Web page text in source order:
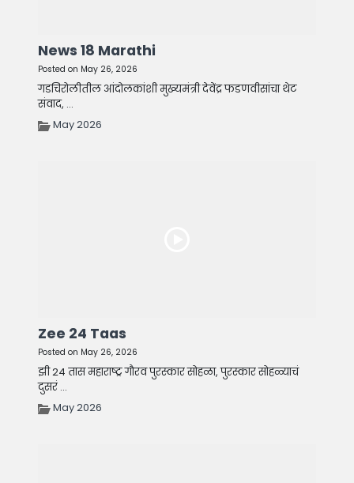
News 18 Marathi
Posted on May 26, 2026
गडचिरोलीतील आंदोलकांशी मुख्यमंत्री देवेंद्र फडणवीसांचा थेट
संवाद, ...
May 2026
Zee 24 Taas
Posted on May 26, 2026
झी 24 तास महाराष्ट्र गौरव पुरस्कार सोहळा, पुरस्कार सोहळ्याचं
दुसरं ...
May 2026